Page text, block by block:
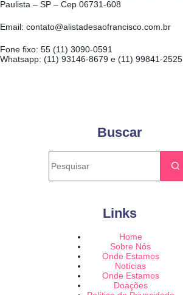
Paulista – SP – Cep 06731-608
Email: contato@alistadesaofrancisco.com.br
Fone fixo: 55 (11) 3090-0591
Whatsapp: (11) 93146-8679 e (11) 99841-2525
Buscar
Links
Home
Sobre Nós
Onde Estamos
Notícias
Onde Estamos
Doações